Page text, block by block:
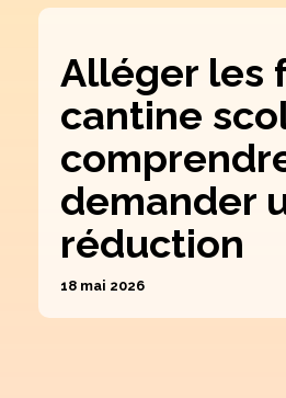
Alléger les
cantine
demander
réduction
18 mai 2026